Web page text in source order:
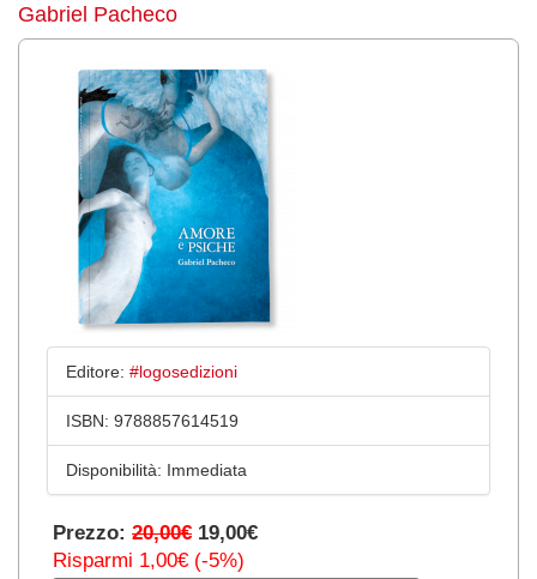
Gabriel Pacheco
Editore: #logosedizioni
ISBN: 9788857614519
Disponibilità: Immediata
Prezzo: 20,00€ 19,00€
Risparmi 1,00€ (-5%)